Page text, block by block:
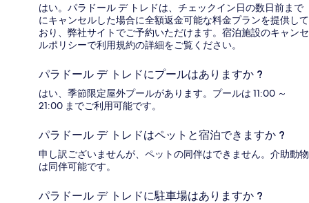
はい。パラドール デ トレドは、チェックイン日の数日前まで
にキャンセルした場合に全額返金可能な料金プランを提供して
おり、弊社サイトでご予約いただけます。宿泊施設のキャンセ
ルポリシーで利用規約の詳細をご覧ください。
パラドール デ トレドにプールはありますか ?
はい、季節限定屋外プールがあります。プールは 11:00 ～
21:00 までご利用可能です。
パラドール デ トレドはペットと宿泊できますか ?
申し訳ございませんが、ペットの同伴はできません。介助動物
は同伴可能です。
パラドール デ トレドに駐車場はありますか ?